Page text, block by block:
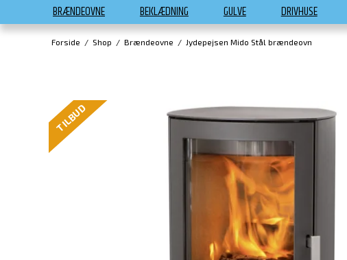
BRÆNDEOVNE BEKLÆDNING GULVE DRIVHUSE
Forside / Shop / Brændeovne / Jydepejsen Mido Stål brændeovn
TILBUD